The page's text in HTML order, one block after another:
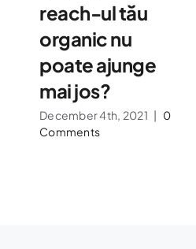
reach-ul tău
organic nu
poate ajunge
mai jos?
December 4th, 2021 | 0
Comments